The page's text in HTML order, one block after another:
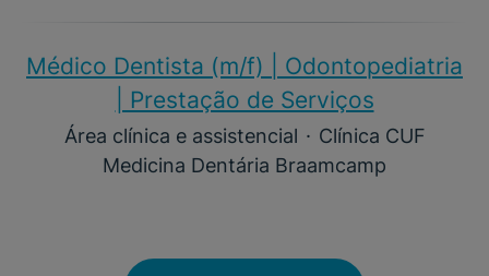
Médico Dentista (m/f) | Odontopediatria
| Prestação de Serviços
Área clínica e assistencial · Clínica CUF
Medicina Dentária Braamcamp